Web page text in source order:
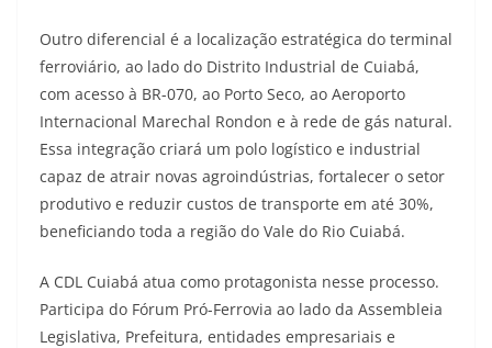
Outro diferencial é a localização estratégica do terminal
ferroviário, ao lado do Distrito Industrial de Cuiabá,
com acesso à BR-070, ao Porto Seco, ao Aeroporto
Internacional Marechal Rondon e à rede de gás natural.
Essa integração criará um polo logístico e industrial
capaz de atrair novas agroindústrias, fortalecer o setor
produtivo e reduzir custos de transporte em até 30%,
beneficiando toda a região do Vale do Rio Cuiabá.
A CDL Cuiabá atua como protagonista nesse processo.
Participa do Fórum Pró-Ferrovia ao lado da Assembleia
Legislativa, Prefeitura, entidades empresariais e